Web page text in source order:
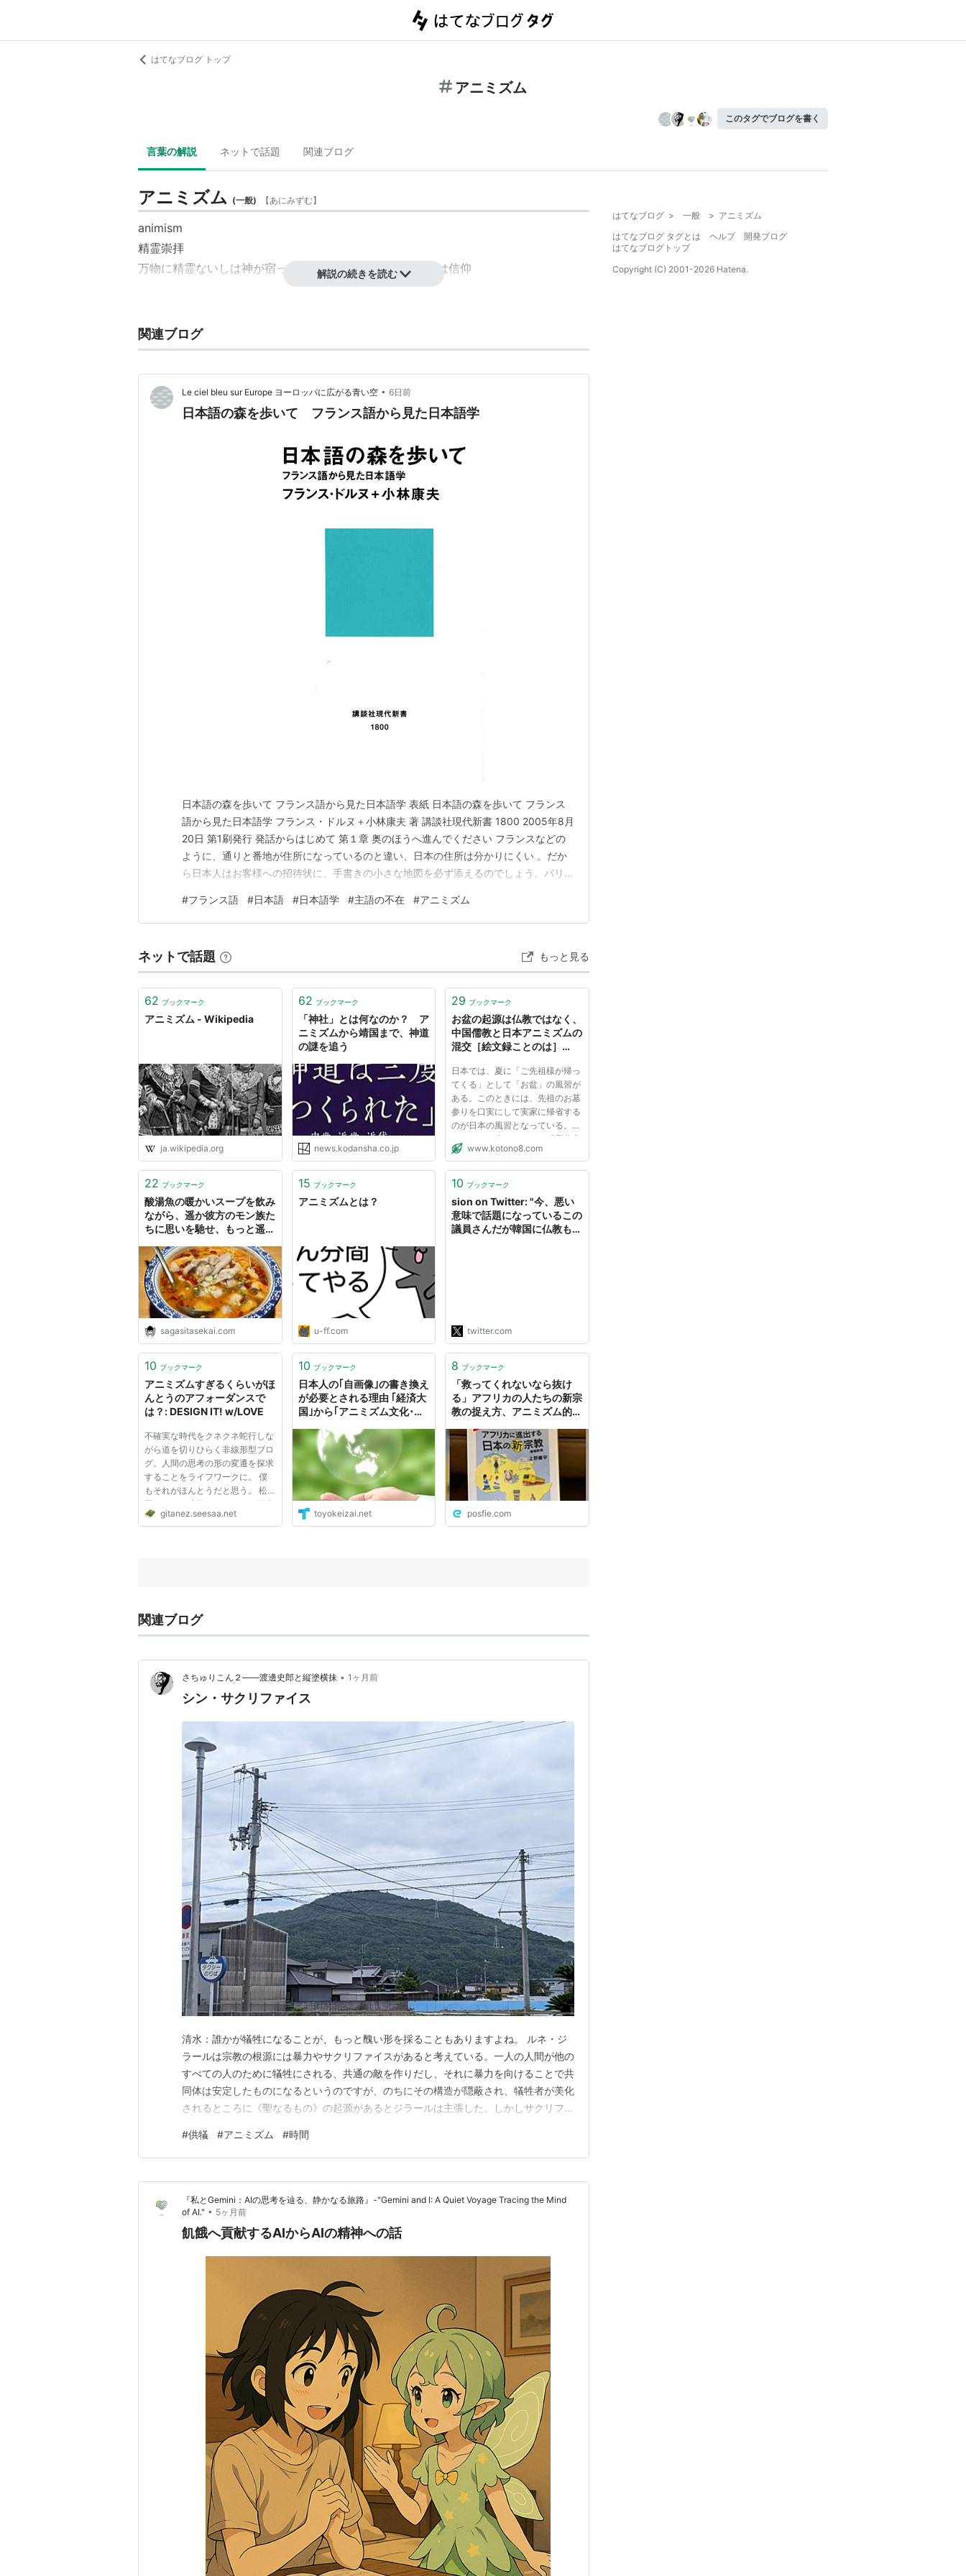
はてなブログ トップ
アニミズム
このタグでブログを書く
言葉の解説 ネットで話題 関連ブログ
アニミズム (一般) 【あにみずむ】
animism
精霊崇拝
万物に精霊ないしは神が宿っているという考え方、ないしは信仰
解説の続きを読む
関連ブログ
Le ciel bleu sur Europe ヨーロッパに広がる青い空 • 6日前
日本語の森を歩いて フランス語から見た日本語学
日本語の森を歩いて フランス語から見た日本語学 表紙 日本語の森を歩いて フランス
語から見た日本語学 フランス・ドルヌ＋小林康夫 著 講談社現代新書 1800 2005年8月
20日 第1刷発行 発話からはじめて 第１章 奥のほうへ進んでください フランスなどの
ように、通りと番地が住所になっているのと違い、日本の住所は分かりにくい 。だか
ら日本人はお客様への招待状に、手書きの小さな地図を必ず添えるのでしょう。パリで
というものは、周囲のどこからも入ることができます。そしてそのまま向こう側に抜け
ることができます。ま…
#フランス語 #日本語 #日本語学 #主語の不在 #アニミズム
ネットで話題 もっと見る
62 ブックマーク
アニミズム - Wikipedia
ja.wikipedia.org
62 ブックマーク
「神社」とは何なのか？ ア
ニミズムから靖国まで、神道
の謎を追う
news.kodansha.co.jp
29 ブックマーク
お盆の起源は仏教ではなく、
中国儒教と日本アニミズムの
混交［絵文録ことのは］
日本では、夏に「ご先祖様が帰っ
てくる」として「お盆」の風習が
ある。このときには、先祖のお墓
参りを口実にして実家に帰省する
のが日本の風習となっている。
そして、お盆というのは『盂蘭盆
経』というお経がもとになってい
多い。確かに語源はそうなのだ
経...
www.kotono8.com
22 ブックマーク
酸湯魚の暖かいスープを飲み
ながら、遥か彼方のモン族た
ちに思いを馳せ、もっと遥か
アニミズムについて考えたこ
と - 失われた世界を探して
sagasitasekai.com
15 ブックマーク
アニミズムとは？
u-ff.com
10 ブックマーク
sion on Twitter: "今、悪い
意味で話題になっているこの
議員さんだが韓国に仏教もあ
ることも知らな…
https://t.co/PKeMUZomQy
"
twitter.com
10 ブックマーク
アニミズムすぎるくらいがほ
んとうのアフォーダンスで
は？: DESIGN IT! w/LOVE
不確実な時代をクネクネ蛇行しな
がら道を切りひらく非線形型ブロ
グ。人間の思考の形の変遷を探求
することをライフワークに。 僕
もそれがほんとうだと思う。 松
岡 かつて才能というものは日本
の場合、「才」が全部物質の中に
gitanez.seesaa.net
10 ブックマーク
日本人の｢自画像｣の書き換え
が必要とされる理由 ｢経済大
国｣から｢アニミズム文化･定
toyokeizai.net
8 ブックマーク
「救ってくれないなら抜け
る」アフリカの人たちの新宗
教の捉え方、アニミズム的な
は日本とは180度違うように
見える「アフリカに進出する
日本の新宗教」
posfie.com
関連ブログ
さちゅりこん２――渡邊史郎と縦塗横抹 • 1ヶ月前
シン・サクリファイス
清水：誰かが犠牲になることが、もっと醜い形を採ることもありますよね。 ルネ・ジ
ラールは宗教の根源には暴力やサクリファイスがあると考えている。一人の人間が他の
すべての人のために犠牲にされる、共通の敵を作りだし、それに暴力を向けることで共
同体は安定したものになるというのですが、のちにその構造が隠蔽され、犠牲者が美化
されるところに《聖なるもの》の起源があるとジラールは主張した。しかしサクリファ
て選ばれることもあり得る。 捨身行のような例も、あるいはそうした可視化の例と捉
えられないでしょうか?奥野：人類学で言えば、サクリファ…
#供犠 #アニミズム #時間
『私とGemini：AIの思考を辿る、静かなる旅路』-"Gemini and I: A Quiet Voyage Tracing the Mind
of AI." • 5ヶ月前
飢餓へ貢献するAIからAIの精神への話
はてなブログ > 一般 > アニミズム
はてなブログ タグとは
ヘルプ
開発ブログ
はてなブログトップ
Copyright (C) 2001-2026 Hatena.